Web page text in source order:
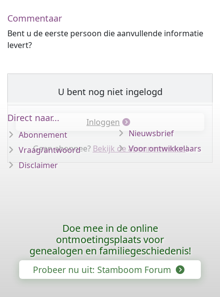
Commentaar
Bent u de eerste persoon die aanvullende informatie
levert?
U bent nog niet ingelogd
Inloggen
Geen abonnee? Bekijk de abonnementen!
Direct naar...
Abonnement
Vraag/antwoord
Disclaimer
Nieuwsbrief
Voor ontwikkelaars
Doe mee in de online
ontmoetingsplaats voor
genealogen en familiegeschiedenis!
Probeer nu uit: Stamboom Forum